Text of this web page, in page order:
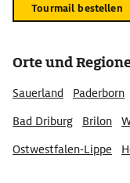
Tourmail bestellen
Orte und
Sauerland Paderborn
Bad Driburg
Brilon
Ostwestfalen-Lippe